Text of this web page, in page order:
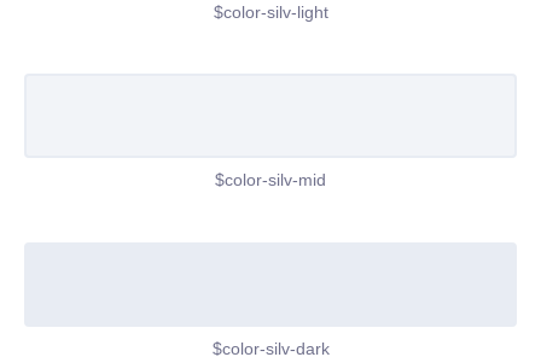
$color-silv-light
$color-silv-mid
$color-silv-dark